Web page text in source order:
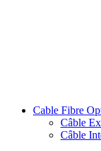
Cable Fibre
Câble
Câble